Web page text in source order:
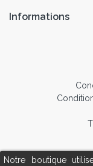
Notre boutique
Informations